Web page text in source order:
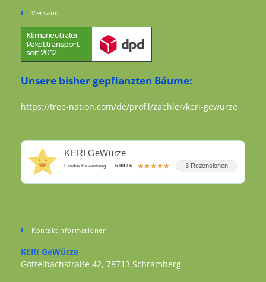
Versand
Unsere bisher gepflanzten Bäume:
https://tree-nation.com/de/profil/zaehler/keri-gewurze
KERI GeWürze
Produktbewertung 5.00 / 5 3 Rezensionen
Kontaktinformationen
KERI GeWürze
Göttelbachstraße 42, 78713 Schramberg